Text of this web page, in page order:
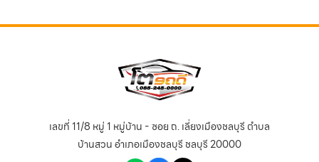
เลขที่ 11/8 หมู่ 1 หมู่บ้าน - ซอย ถ. เลี่ยงเมืองชลบุรี ตำบล
บ้านสวน อำเภอเมืองชลบุรี ชลบุรี 20000